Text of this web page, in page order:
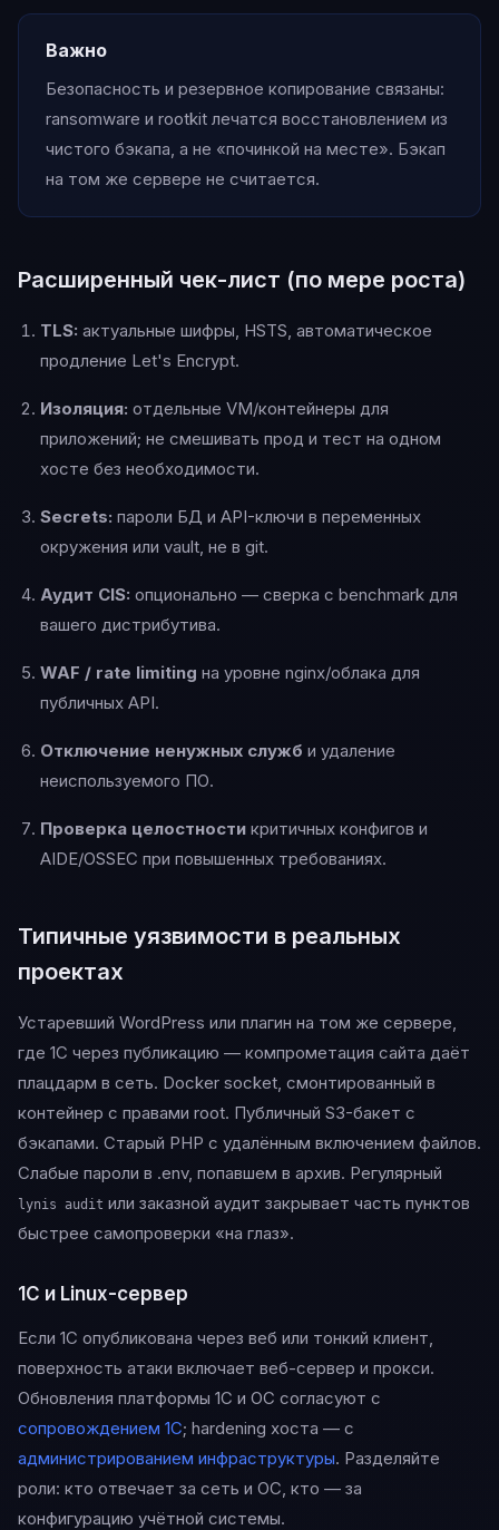
Важно
Безопасность и резервное копирование связаны:
ransomware и rootkit лечатся восстановлением из
чистого бэкапа, а не «починкой на месте». Бэкап
на том же сервере не считается.
Расширенный чек-лист (по мере роста)
TLS: актуальные шифры, HSTS, автоматическое
продление Let's Encrypt.
Изоляция: отдельные VM/контейнеры для
приложений; не смешивать прод и тест на одном
хосте без необходимости.
Secrets: пароли БД и API-ключи в переменных
окружения или vault, не в git.
Аудит CIS: опционально — сверка с benchmark для
вашего дистрибутива.
WAF / rate limiting на уровне nginx/облака для
публичных API.
Отключение ненужных служб и удаление
неиспользуемого ПО.
Проверка целостности критичных конфигов и
AIDE/OSSEC при повышенных требованиях.
Типичные уязвимости в реальных
проектах
Устаревший WordPress или плагин на том же сервере,
где 1С через публикацию — компрометация сайта даёт
плацдарм в сеть. Docker socket, смонтированный в
контейнер с правами root. Публичный S3-бакет с
бэкапами. Старый PHP с удалённым включением файлов.
Слабые пароли в .env, попавшем в архив. Регулярный
lynis audit или заказной аудит закрывает часть пунктов
быстрее самопроверки «на глаз».
1С и Linux-сервер
Если 1С опубликована через веб или тонкий клиент,
поверхность атаки включает веб-сервер и прокси.
Обновления платформы 1С и ОС согласуют с
сопровождением 1С; hardening хоста — с
администрированием инфраструктуры. Разделяйте
роли: кто отвечает за сеть и ОС, кто — за
конфигурацию учётной системы.